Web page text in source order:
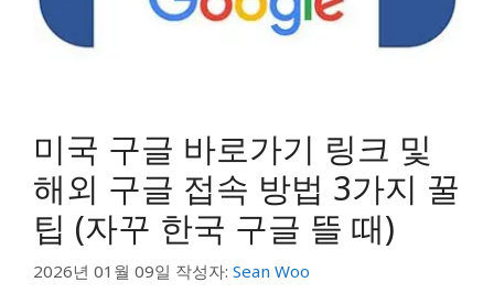
미국 구글 바로가기 링크 및
해외 구글 접속 방법 3가지 꿀
팁 (자꾸 한국 구글 뜰 때)
2026년 01월 09일 작성자: Sean Woo